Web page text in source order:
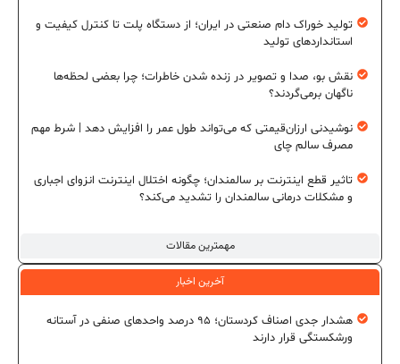
مهمترین مقالات
تولید خوراک دام صنعتی در ایران؛ از دستگاه پلت تا کنترل کیفیت و
استانداردهای تولید
نقش بو، صدا و تصویر در زنده شدن خاطرات؛ چرا بعضی لحظه‌ها
ناگهان برمی‌گردند؟
نوشیدنی ارزان‌قیمتی که می‌تواند طول عمر را افزایش دهد | شرط مهم
مصرف سالم چای
تاثیر قطع اینترنت بر سالمندان؛ چگونه اختلال اینترنت انزوای اجباری
و مشکلات درمانی سالمندان را تشدید می‌کند؟
آخرین اخبار
هشدار جدی اصناف کردستان؛ ۹۵ درصد واحدهای صنفی در آستانه
ورشکستگی قرار دارند